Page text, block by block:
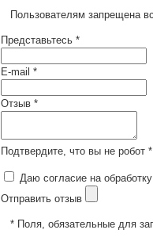
Пользователям запрещена
Представьтесь *
E-mail *
Отзыв *
Подтвердите, что вы не робот *
Даю согласие на
Отправить отзыв
* Поля, обязательные для